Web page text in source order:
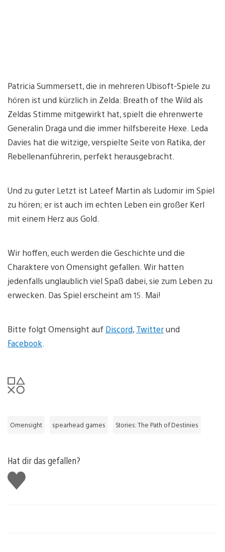
Patricia Summersett, die in mehreren Ubisoft-Spiele zu
hören ist und kürzlich in Zelda: Breath of the Wild als
Zeldas Stimme mitgewirkt hat, spielt die ehrenwerte
Generalin Draga und die immer hilfsbereite Hexe. Leda
Davies hat die witzige, verspielte Seite von Ratika, der
Rebellenanführerin, perfekt herausgebracht.
Und zu guter Letzt ist Lateef Martin als Ludomir im Spiel
zu hören; er ist auch im echten Leben ein großer Kerl
mit einem Herz aus Gold.
Wir hoffen, euch werden die Geschichte und die
Charaktere von Omensight gefallen. Wir hatten
jedenfalls unglaublich viel Spaß dabei, sie zum Leben zu
erwecken. Das Spiel erscheint am 15. Mai!
Bitte folgt Omensight auf Discord, Twitterund
Facebook
Omensight spearhead games Stories: The Path of Destinies
Hat dir das gefallen?
Gefällt
mir